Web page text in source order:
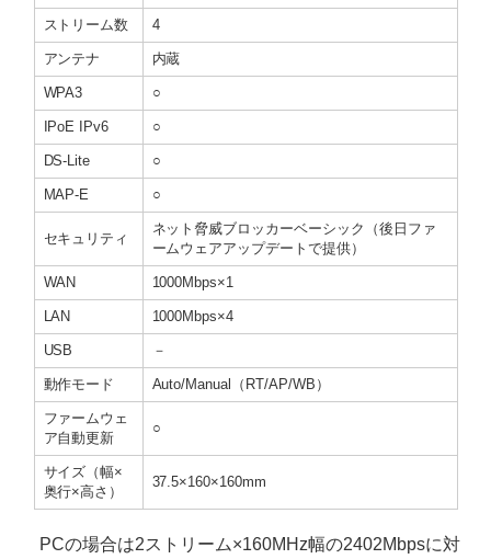
ストリーム数 4
アンテナ 内蔵
WPA3 ○
IPoE IPv6 ○
DS-Lite ○
MAP-E ○
セキュリティ
ネット脅威ブロッカーベーシック（後日ファ
ームウェアアップデートで提供）
WAN 1000Mbps×1
LAN 1000Mbps×4
USB －
動作モード Auto/Manual（RT/AP/WB）
ファームウェ
ア自動更新
○
サイズ（幅×
奥行×高さ）
37.5×160×160mm
PCの場合は2ストリーム×160MHz幅の2402Mbpsに対